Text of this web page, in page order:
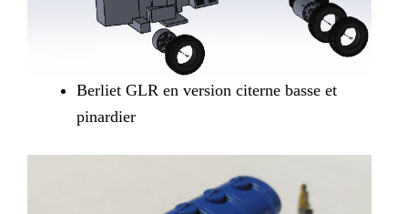
Berliet GLR en version citerne basse et
pinardier